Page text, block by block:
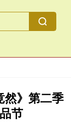
然》第二季
节